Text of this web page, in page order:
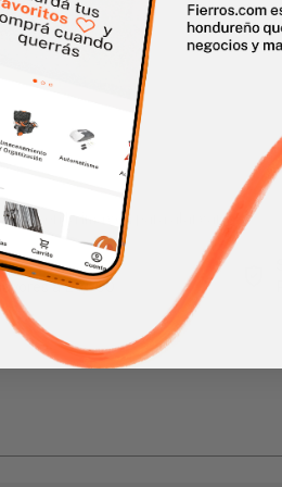
clic en la imagen para alargar
a L 1,500